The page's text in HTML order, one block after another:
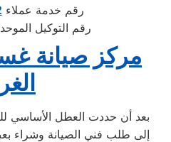
رقم خدمة عملاء
رقم التوكيل الموحد
مركز صيانة
بعد أن حددت العطل الأساسي
إلى طلب فني الصيانة وشراء